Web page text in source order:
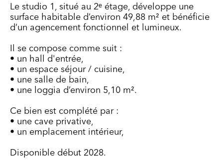
Le studio 1, situé au 2ᵉ étage, développe une
surface habitable d’environ 49,88 m² et bénéficie
d’un agencement fonctionnel et lumineux.
Il se compose comme suit :
• un hall d'entrée,
• un espace séjour / cuisine,
• une salle de bain,
• une loggia d’environ 5,10 m².
Ce bien est complété par :
• une cave privative,
• un emplacement intérieur,
Disponible début 2028.